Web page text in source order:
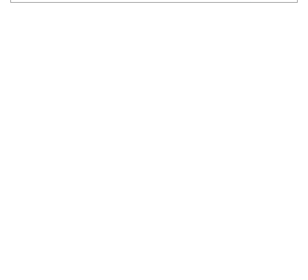
【衝撃】クロちゃん、とち狂ったツイートをする←コレ言うほど